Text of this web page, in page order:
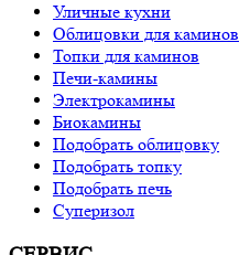
Уличные кухни
Облицовки для каминов
Топки для каминов
Печи-камины
Электрокамины
Биокамины
Подобрать облицовку
Подобрать топку
Подобрать печь
Суперизол